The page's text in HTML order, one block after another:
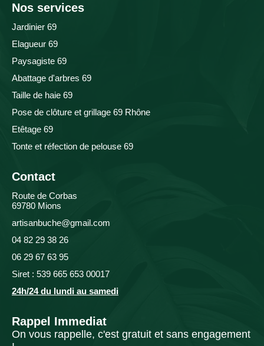
Nos services
Jardinier 69
Elagueur 69
Paysagiste 69
Abattage d'arbres 69
Taille de haie 69
Pose de clôture et grillage 69 Rhône
Etêtage 69
Tonte et réfection de pelouse 69
Contact
Route de Corbas
69780 Mions
artisanbuche@gmail.com
04 82 29 38 26
06 29 67 63 95
Siret : 539 665 653 00017
24h/24 du lundi au samedi
Rappel Immediat
On vous rappelle, c'est gratuit et sans engagement